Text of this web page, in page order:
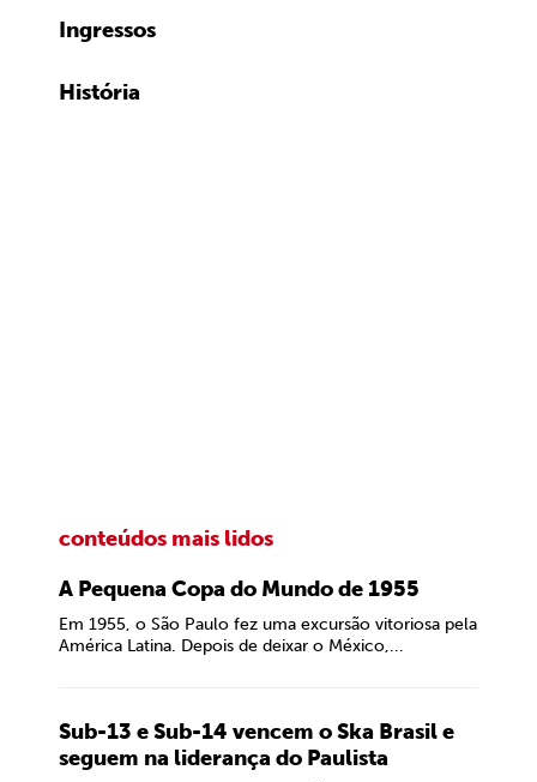
Ingressos
História
conteúdos mais lidos
A Pequena Copa do Mundo de 1955
Em 1955, o São Paulo fez uma excursão vitoriosa pela
América Latina. Depois de deixar o México,...
Sub-13 e Sub-14 vencem o Ska Brasil e
seguem na liderança do Paulista